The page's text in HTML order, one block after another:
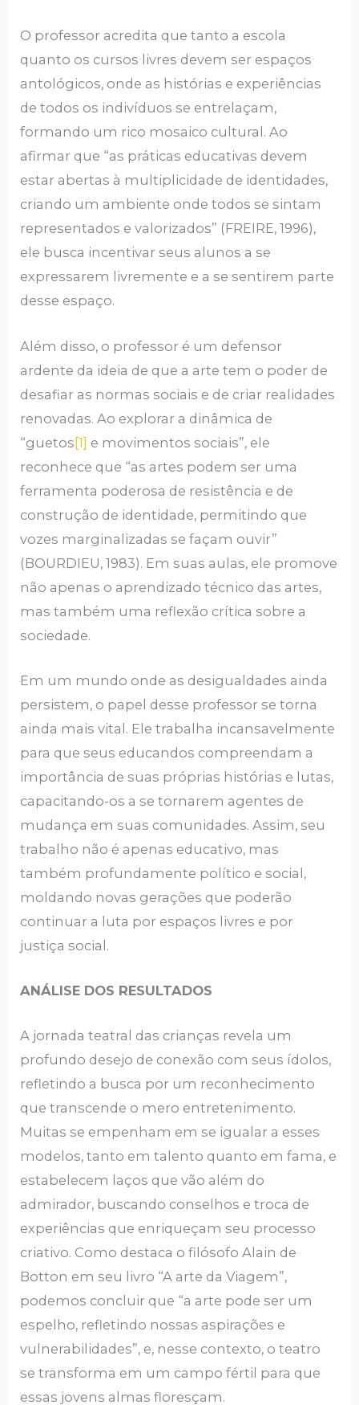
O professor acredita que tanto a escola
quanto os cursos livres devem ser espaços
antológicos, onde as histórias e experiências
de todos os indivíduos se entrelaçam,
formando um rico mosaico cultural. Ao
afirmar que “as práticas educativas devem
estar abertas à multiplicidade de identidades,
criando um ambiente onde todos se sintam
representados e valorizados” (FREIRE, 1996),
ele busca incentivar seus alunos a se
expressarem livremente e a se sentirem parte
desse espaço.
Além disso, o professor é um defensor
ardente da ideia de que a arte tem o poder de
desafiar as normas sociais e de criar realidades
renovadas. Ao explorar a dinâmica de
“guetos[1] e movimentos sociais”, ele
reconhece que “as artes podem ser uma
ferramenta poderosa de resistência e de
construção de identidade, permitindo que
vozes marginalizadas se façam ouvir”
(BOURDIEU, 1983). Em suas aulas, ele promove
não apenas o aprendizado técnico das artes,
mas também uma reflexão crítica sobre a
sociedade.
Em um mundo onde as desigualdades ainda
persistem, o papel desse professor se torna
ainda mais vital. Ele trabalha incansavelmente
para que seus educandos compreendam a
importância de suas próprias histórias e lutas,
capacitando-os a se tornarem agentes de
mudança em suas comunidades. Assim, seu
trabalho não é apenas educativo, mas
também profundamente político e social,
moldando novas gerações que poderão
continuar a luta por espaços livres e por
justiça social.
ANÁLISE DOS RESULTADOS
A jornada teatral das crianças revela um
profundo desejo de conexão com seus ídolos,
refletindo a busca por um reconhecimento
que transcende o mero entretenimento.
Muitas se empenham em se igualar a esses
modelos, tanto em talento quanto em fama, e
estabelecem laços que vão além do
admirador, buscando conselhos e troca de
experiências que enriqueçam seu processo
criativo. Como destaca o filósofo Alain de
Botton em seu livro “A arte da Viagem”,
podemos concluir que “a arte pode ser um
espelho, refletindo nossas aspirações e
vulnerabilidades”, e, nesse contexto, o teatro
se transforma em um campo fértil para que
essas jovens almas floresçam.